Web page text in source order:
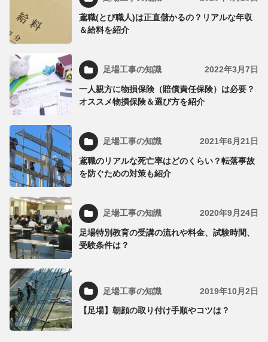
鳶職(とび職人)は正直儲かるの？リアルな年収
＆給料を紹介
足場工事の知識 2022年3月7日
一人親方に物損保険（賠償責任保険）は必要？
オススメ物損保険＆選び方を紹介
足場工事の知識 2021年6月21日
鳶職のリアルな死亡率はどのくらい？転落事故
を防ぐための対策も紹介
足場工事の知識 2020年9月24日
足場特別教育の受講の流れや料金、試験時間、
受験条件は？
足場工事の知識 2019年10月2日
【足場】朝顔の取り付け手順やコツは？